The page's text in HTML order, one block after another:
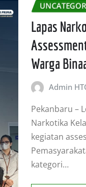
Lapas
Warga
Admin
Pekanbaru –
Narkotika
kegiatan
kategori…